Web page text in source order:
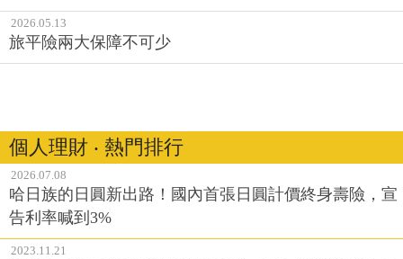
2026.05.13
旅平險兩大保障不可少
個人理財 ‧ 熱門排行
2026.07.08
哈日族的日圓新出路！國內首張日圓計價終身壽險，宣
告利率喊到3%
2023.11.21